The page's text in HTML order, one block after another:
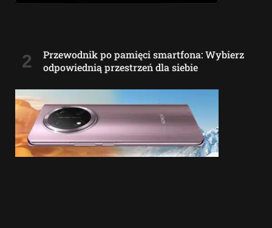
Przewodnik po pamięci smartfona: Wybierz
odpowiednią przestrzeń dla siebie